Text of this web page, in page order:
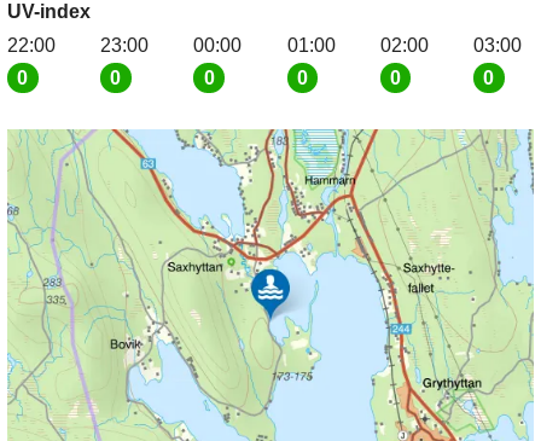
UV-index
22:00
0
23:00
0
00:00
0
01:00
0
02:00
0
03:00
0